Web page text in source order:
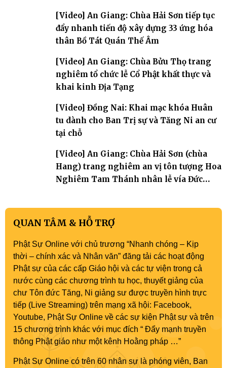
[Video] An Giang: Chùa Hải Sơn tiếp tục
đẩy nhanh tiến độ xây dựng 33 ứng hóa
thân Bồ Tát Quán Thế Âm
[Video] An Giang: Chùa Bửu Thọ trang
nghiêm tổ chức lễ Cổ Phật khất thực và
khai kinh Địa Tạng
[Video] Đồng Nai: Khai mạc khóa Huân
tu dành cho Ban Trị sự và Tăng Ni an cư
tại chỗ
[Video] An Giang: Chùa Hải Sơn (chùa
Hang) trang nghiêm an vị tôn tượng Hoa
Nghiêm Tam Thánh nhân lễ vía Đức
QUAN TÂM & HỖ TRỢ
Phật Sự Online với chủ trương “Nhanh chóng – Kịp
thời – chính xác và Nhân văn” đăng tải các hoạt động
Phật sự của các cấp Giáo hội và các tự viện trong cả
nước cùng các chương trình tu học, thuyết giảng của
chư Tôn đức Tăng, Ni giảng sư được truyền hình trực
tiếp (Live Streaming) trên mạng xã hội: Facebook,
Youtube, Phật Sự Online về các sự kiện Phật sự và trên
15 chương trình khác với mục đích “ Đẩy mạnh truyền
thông Phật giáo như một kênh Hoằng pháp …”
Phật Sự Online có trên 60 nhân sự là phóng viên, Ban